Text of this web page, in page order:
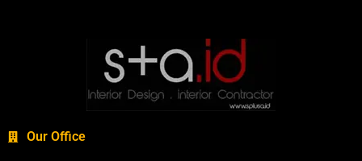
Our Office